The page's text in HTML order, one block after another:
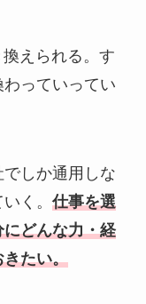
えられる。す
っていってい
しか通用しな
く。 仕事を選
どんな力・経
きたい。